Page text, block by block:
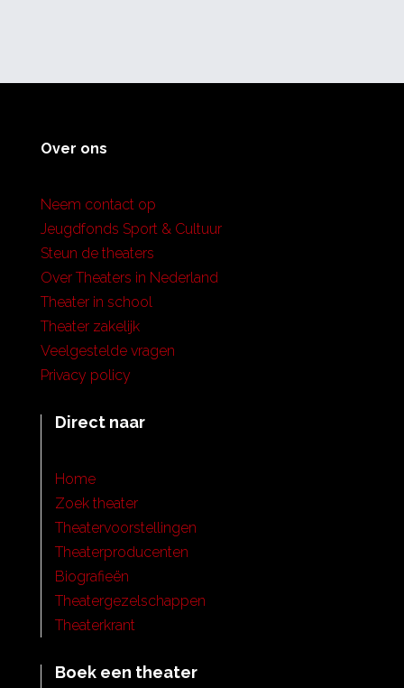
Over ons
Neem contact op
Jeugdfonds Sport & Cultuur
Steun de theaters
Over Theaters in Nederland
Theater in school
Theater zakelijk
Veelgestelde vragen
Privacy policy
Direct naar
Home
Zoek theater
Theatervoorstellingen
Theaterproducenten
Biografieën
Theatergezelschappen
Theaterkrant
Boek een theater